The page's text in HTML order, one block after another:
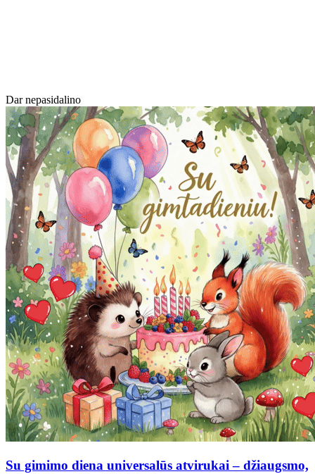
Dar nepasidalino
Su gimimo diena universalūs atvirukai – džiaugsmo,